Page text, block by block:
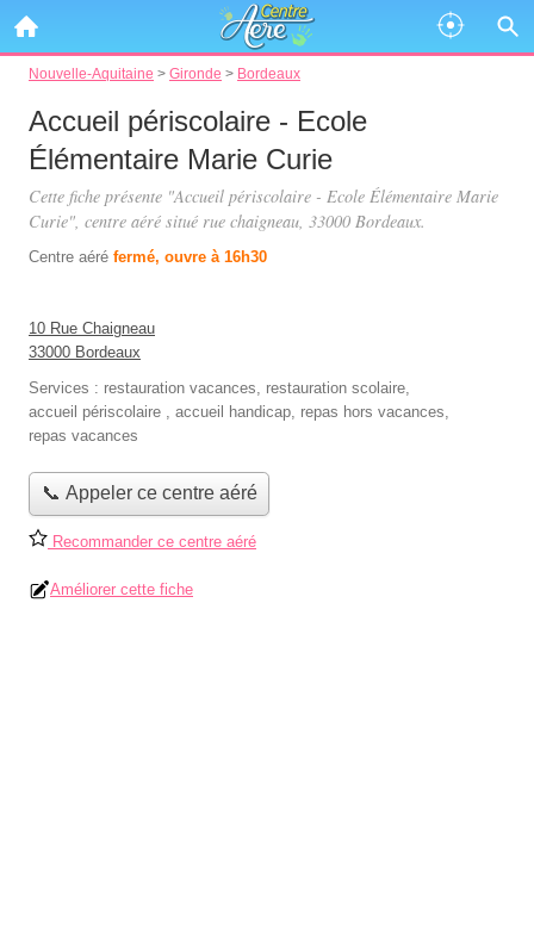
Nouvelle-Aquitaine > Gironde > Bordeaux
Accueil périscolaire - Ecole
Élémentaire Marie Curie
Cette fiche présente "Accueil périscolaire - Ecole Élémentaire Marie
Curie", centre aéré situé rue chaigneau, 33000 Bordeaux.
Centre aéré fermé, ouvre à 16h30
10 Rue Chaigneau
33000 Bordeaux
Services : restauration vacances, restauration scolaire,
accueil périscolaire , accueil handicap, repas hors vacances,
repas vacances
📞 Appeler ce centre aéré
Recommander ce centre aéré
Améliorer cette fiche